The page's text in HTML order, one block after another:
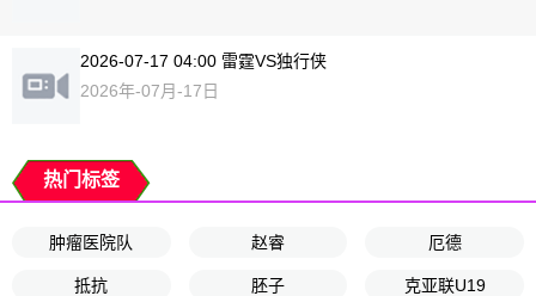
2026-07-17 04:00 雷霆VS独行侠
2026年-07月-17日
热门标签
肿瘤医院队 赵睿 厄德
抵抗 胚子 克亚联U19